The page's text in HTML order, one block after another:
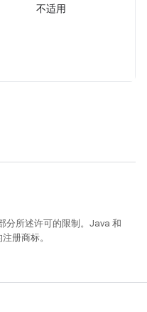
不适用
分所述许可的限制。Java 和
册商标。